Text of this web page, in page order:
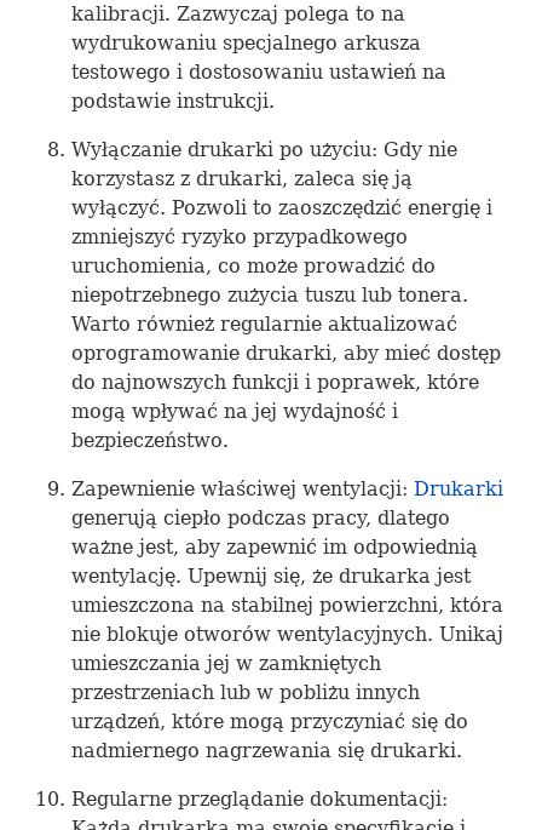
kalibracji. Zazwyczaj polega to na
wydrukowaniu specjalnego arkusza
testowego i dostosowaniu ustawień na
podstawie instrukcji.
Wyłączanie drukarki po użyciu: Gdy nie
korzystasz z drukarki, zaleca się ją
wyłączyć. Pozwoli to zaoszczędzić energię i
zmniejszyć ryzyko przypadkowego
uruchomienia, co może prowadzić do
niepotrzebnego zużycia tuszu lub tonera.
Warto również regularnie aktualizować
oprogramowanie drukarki, aby mieć dostęp
do najnowszych funkcji i poprawek, które
mogą wpływać na jej wydajność i
bezpieczeństwo.
Zapewnienie właściwej wentylacji: Drukarki
generują ciepło podczas pracy, dlatego
ważne jest, aby zapewnić im odpowiednią
wentylację. Upewnij się, że drukarka jest
umieszczona na stabilnej powierzchni, która
nie blokuje otworów wentylacyjnych. Unikaj
umieszczania jej w zamkniętych
przestrzeniach lub w pobliżu innych
urządzeń, które mogą przyczyniać się do
nadmiernego nagrzewania się drukarki.
Regularne przeglądanie dokumentacji: